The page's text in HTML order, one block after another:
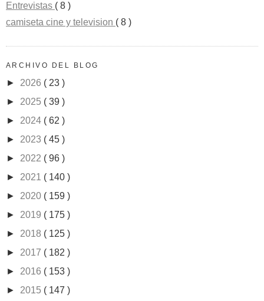
Entrevistas ( 8 )
camiseta cine y television ( 8 )
ARCHIVO DEL BLOG
► 2026 ( 23 )
► 2025 ( 39 )
► 2024 ( 62 )
► 2023 ( 45 )
► 2022 ( 96 )
► 2021 ( 140 )
► 2020 ( 159 )
► 2019 ( 175 )
► 2018 ( 125 )
► 2017 ( 182 )
► 2016 ( 153 )
► 2015 ( 147 )